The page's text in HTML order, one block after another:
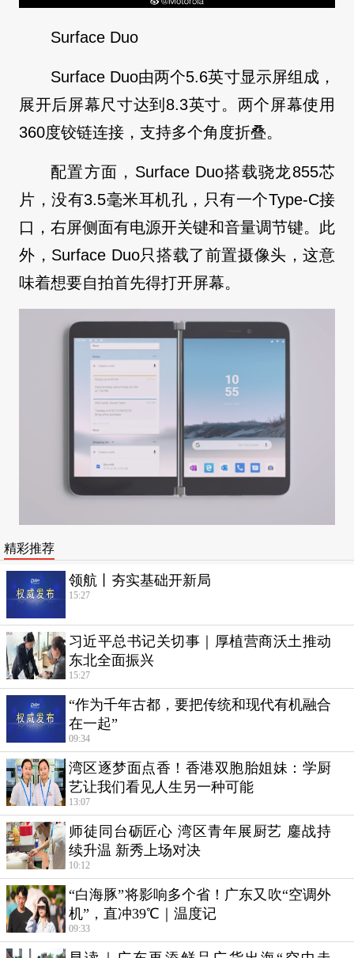
Surface Duo
Surface Duo由两个5.6英寸显示屏组成，
展开后屏幕尺寸达到8.3英寸。两个屏幕使用
360度铰链连接，支持多个角度折叠。
配置方面，Surface Duo搭载骁龙855芯
片，没有3.5毫米耳机孔，只有一个Type-C接
口，右屏侧面有电源开关键和音量调节键。此
外，Surface Duo只搭载了前置摄像头，这意
味着想要自拍首先得打开屏幕。
精彩推荐